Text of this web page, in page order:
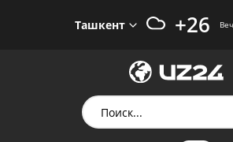
Ташкент +26